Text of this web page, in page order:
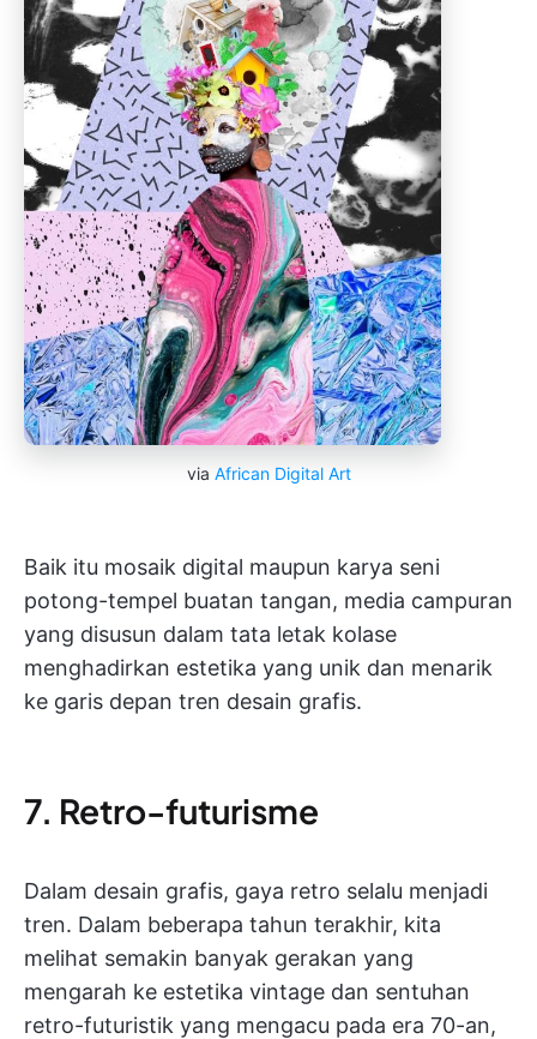
via African Digital Art
Baik itu mosaik digital maupun karya seni
potong-tempel buatan tangan, media campuran
yang disusun dalam tata letak kolase
menghadirkan estetika yang unik dan menarik
ke garis depan tren desain grafis.
7. Retro-futurisme
Dalam desain grafis, gaya retro selalu menjadi
tren. Dalam beberapa tahun terakhir, kita
melihat semakin banyak gerakan yang
mengarah ke estetika vintage dan sentuhan
retro-futuristik yang mengacu pada era 70-an,